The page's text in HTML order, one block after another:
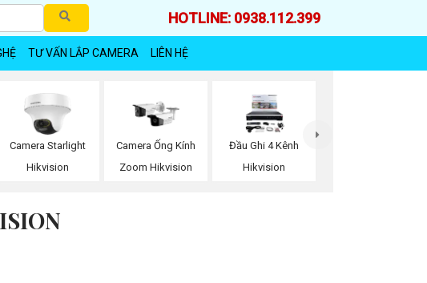
HOTLINE: 0938.112.399
TƯ VẤN LẮP CAMERA LIÊN HỆ
Camera Starlight
Hikvision
Camera Ống Kính
Zoom Hikvision
Đầu Ghi 4 Kênh
Hikvision